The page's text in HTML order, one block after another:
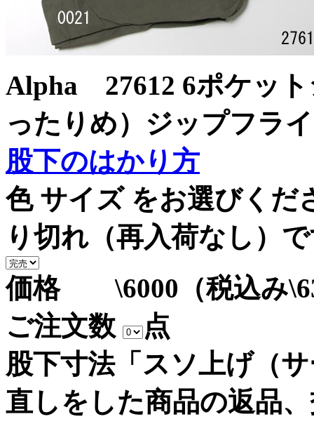
Alpha 27612 6ポケッ
ったりめ）ジップフラ
股下のはかり方
色 サイズ をお選びく
り切れ（再入荷なし）
価格 \6000（税込み
ご注文数
点
股下寸法「スソ上げ（
直しをした商品の返品